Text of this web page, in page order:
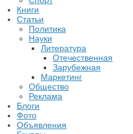
Книги
Статьи
Политика
Науки
Литература
Отечественная
Зарубежная
Маркетинг
Общество
Реклама
Блоги
Фото
Объявления